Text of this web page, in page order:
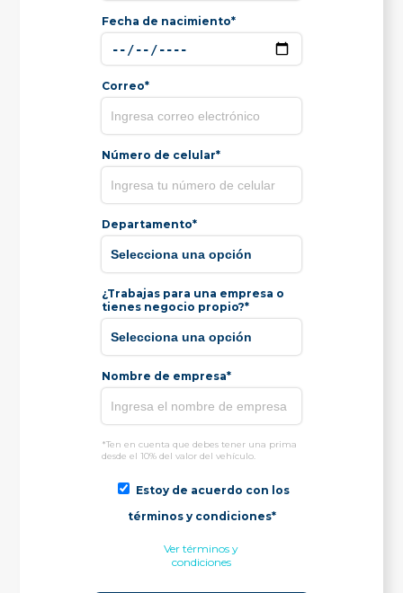
Fecha de nacimiento*
Correo*
Número de celular*
Departamento*
¿Trabajas para una empresa o
tienes negocio propio?*
Nombre de empresa*
*Ten en cuenta que debes tener una prima
desde el 10% del valor del vehículo.
Estoy de acuerdo con los
términos y condiciones*
Ver términos y
condiciones